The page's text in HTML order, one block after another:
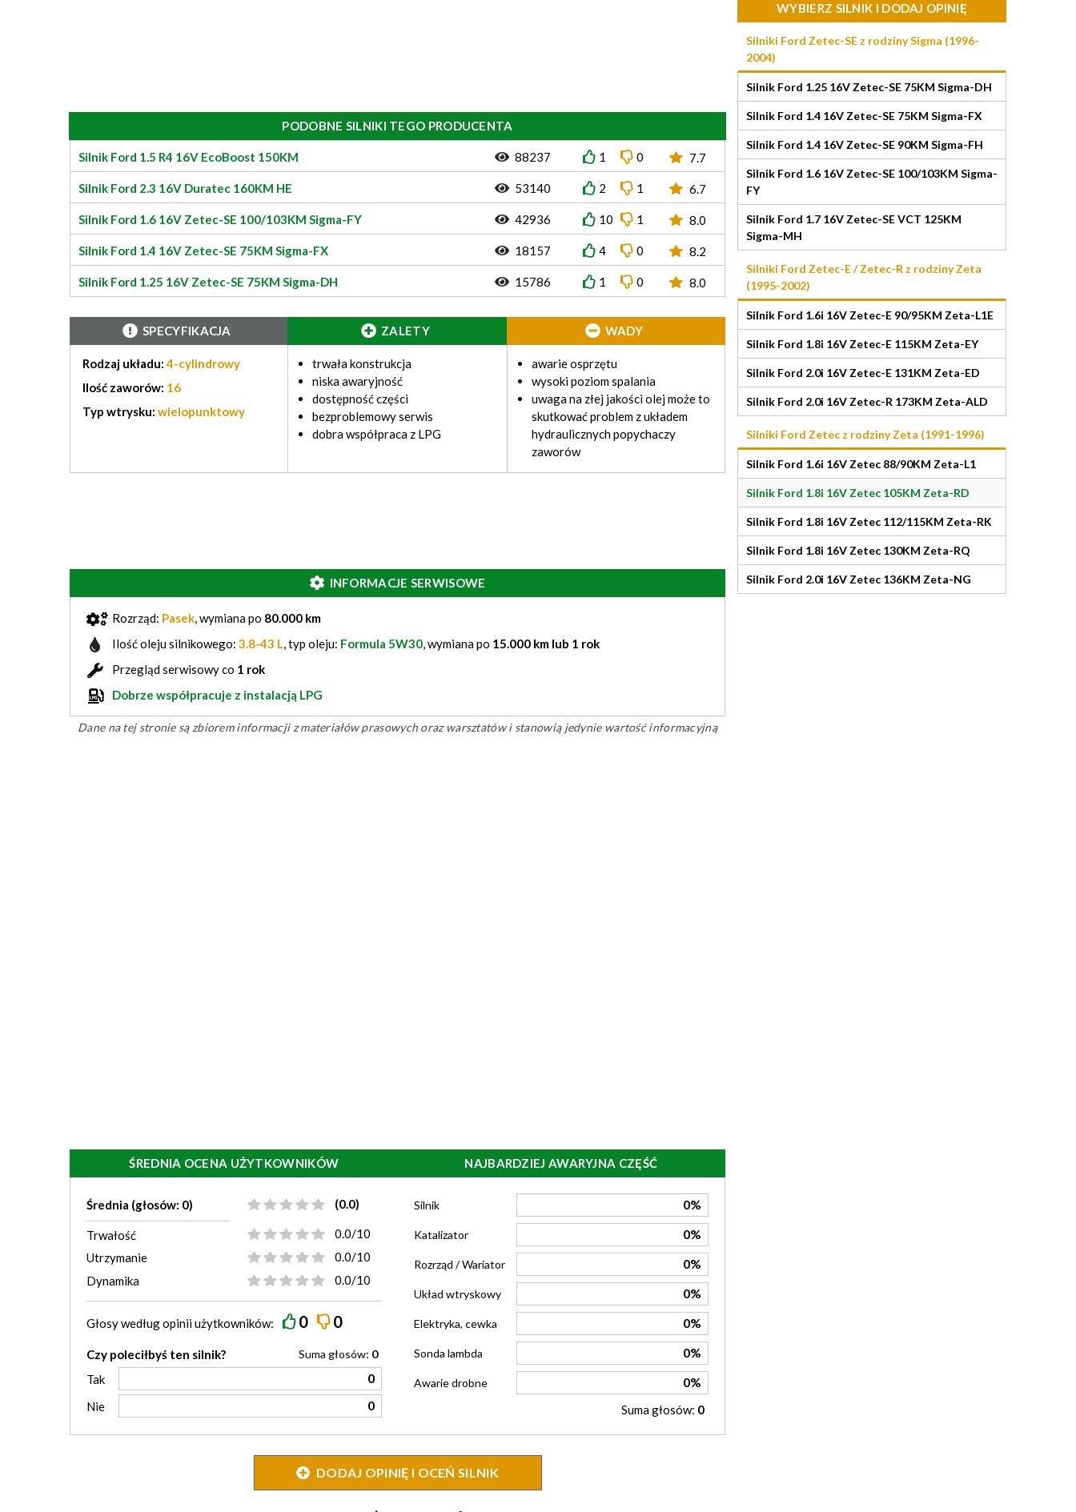
PODOBNE SILNIKI TEGO PRODUCENTA
Silnik Ford 1.5 R4 16V EcoBoost 150KM 88237 1 0 7.7
Silnik Ford 2.3 16V Duratec 160KM HE 53140 2 1 6.7
Silnik Ford 1.6 16V Zetec-SE 100/103KM Sigma-FY 42936 10 1 8.0
Silnik Ford 1.4 16V Zetec-SE 75KM Sigma-FX 18157 4 0 8.2
Silnik Ford 1.25 16V Zetec-SE 75KM Sigma-DH 15786 1 0 8.0
SPECYFIKACJA
Rodzaj układu:4-cylindrowy
Ilość zaworów: 16
Typ wtrysku: wielopunktowy
ZALETY
trwała konstrukcja
niska awaryjność
dostępność części
bezproblemowy serwis
dobra współpraca z LPG
WADY
awarie osprzętu
wysoki poziom spalania
uwaga na złej jakości olej może to
skutkować problem z układem
hydraulicznych popychaczy
zaworów
INFORMACJE SERWISOWE
Rozrząd: Pasek, wymiana po 80.000 km
Ilość oleju silnikowego: 3.8-43 L, typ oleju: Formula 5W30, wymiana po 15.000 km lub 1 rok
Przegląd serwisowy co 1 rok
Dobrze współpracuje z instalacją LPG
Dane na tej stronie są zbiorem informacji z materiałów prasowych oraz warsztatów i stanowią jedynie wartość informacyjną
ŚREDNIA OCENA UŻYTKOWNIKÓW
Średnia (głosów: 0) (0.0)
Trwałość
0.0/10
Utrzymanie
0.0/10
Dynamika
0.0/10
Głosy wedługopiniiużytkowników: 0 0
Czy poleciłbyś ten silnik? Suma głosów: 0
Tak 0
Nie 0
NAJBARDZIEJ AWARYJNA CZĘŚĆ
Silnik 0%
Katalizator 0%
Rozrząd / Wariator 0%
Układ wtryskowy 0%
Elektryka, cewka 0%
Sonda lambda 0%
Awarie drobne 0%
Suma głosów: 0
DODAJ OPINIĘ I OCEŃ SILNIK
WYBIERZ SILNIK I DODAJ OPINIĘ
Silniki Ford Zetec-SE z rodziny Sigma (1996-
2004)
Silnik Ford 1.25 16V Zetec-SE 75KM Sigma-DH
Silnik Ford 1.4 16V Zetec-SE 75KM Sigma-FX
Silnik Ford 1.4 16V Zetec-SE 90KM Sigma-FH
Silnik Ford 1.6 16V Zetec-SE 100/103KM Sigma-
FY
Silnik Ford 1.7 16V Zetec-SE VCT 125KM
Sigma-MH
Silniki Ford Zetec-E / Zetec-R z rodziny Zeta
(1995-2002)
Silnik Ford 1.6i 16V Zetec-E 90/95KM Zeta-L1E
Silnik Ford 1.8i 16V Zetec-E 115KM Zeta-EY
Silnik Ford 2.0i 16V Zetec-E 131KM Zeta-ED
Silnik Ford 2.0i 16V Zetec-R 173KM Zeta-ALD
Silniki Ford Zetec z rodziny Zeta (1991-1996)
Silnik Ford 1.6i 16V Zetec 88/90KM Zeta-L1
Silnik Ford 1.8i 16V Zetec 105KM Zeta-RD
Silnik Ford 1.8i 16V Zetec 112/115KM Zeta-RK
Silnik Ford 1.8i 16V Zetec 130KM Zeta-RQ
Silnik Ford 2.0i 16V Zetec 136KM Zeta-NG